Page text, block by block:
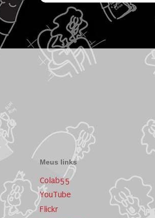
Meus links
Colab55
YouTube
Flickr